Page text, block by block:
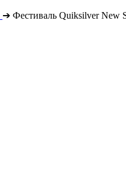
➔ Фестиваль Quiksilver New